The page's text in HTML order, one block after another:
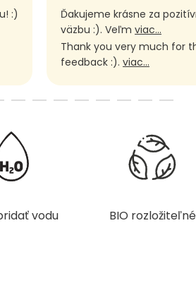
:)
Ďakujeme krásne za
väzbu :). Veľm viac...
Thank you very much for
feedback :). viac...
vodu BIO rozložiteľné